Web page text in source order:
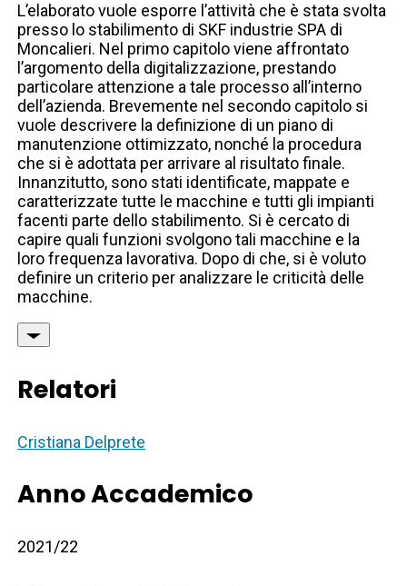
L’elaborato vuole esporre l’attività che è stata svolta
presso lo stabilimento di SKF industrie SPA di
Moncalieri. Nel primo capitolo viene affrontato
l’argomento della digitalizzazione, prestando
particolare attenzione a tale processo all’interno
dell’azienda. Brevemente nel secondo capitolo si
vuole descrivere la definizione di un piano di
manutenzione ottimizzato, nonché la procedura
che si è adottata per arrivare al risultato finale.
Innanzitutto, sono stati identificate, mappate e
caratterizzate tutte le macchine e tutti gli impianti
facenti parte dello stabilimento. Si è cercato di
capire quali funzioni svolgono tali macchine e la
loro frequenza lavorativa. Dopo di che, si è voluto
definire un criterio per analizzare le criticità delle
macchine.
Relatori
Cristiana Delprete
Anno Accademico
2021/22